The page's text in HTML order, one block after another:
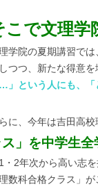
こで文理学
学院の夏期講習で
つつ、新たな得意
」という人にも、「
に、今年は吉田高
」 を中学生
・2年次から高い志
理数科合格クラス」